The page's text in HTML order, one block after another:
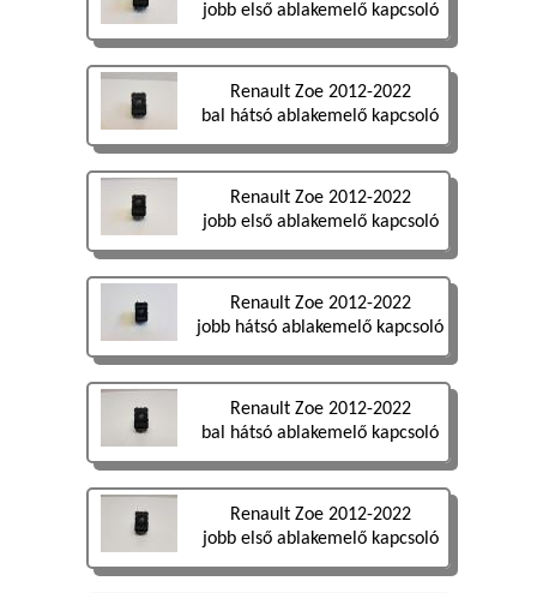
jobb első ablakemelő kapcsoló
Renault Zoe 2012-2022
bal hátsó ablakemelő kapcsoló
Renault Zoe 2012-2022
jobb első ablakemelő kapcsoló
Renault Zoe 2012-2022
jobb hátsó ablakemelő kapcsoló
Renault Zoe 2012-2022
bal hátsó ablakemelő kapcsoló
Renault Zoe 2012-2022
jobb első ablakemelő kapcsoló